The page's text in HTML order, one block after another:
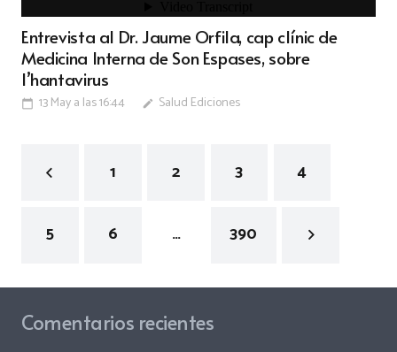
Entrevista al Dr. Jaume Orfila, cap clínic de
Medicina Interna de Son Espases, sobre
l’hantavirus
calendar_today 13 May a las 16:44 edit Salud Ediciones
1 2 3 4
5 6 … 390
Comentarios recientes